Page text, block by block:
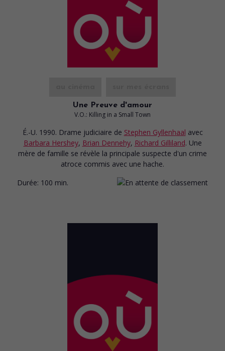
Une Preuve d'amour
V.O.: Killing in a Small Town
É.-U. 1990. Drame judiciaire de Stephen Gyllenhaal avec
Barbara Hershey, Brian Dennehy, Richard Gilliland. Une
mère de famille se révèle la principale suspecte d'un crime
atroce commis avec une hache.
Durée: 100 min.